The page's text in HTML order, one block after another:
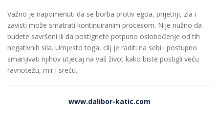
Važno je napomenuti da se borba protiv egoa, prijetnji, zla i
zavisti može smatrati kontinuiranim procesom. Nije nužno da
budete savršeni ili da postignete potpuno oslobođenje od tih
negativnih sila. Umjesto toga, cilj je raditi na sebi i postupno
smanjivati njihov utjecaj na vaš život kako biste postigli veću
ravnotežu, mir i sreću.
www.dalibor-katic.com